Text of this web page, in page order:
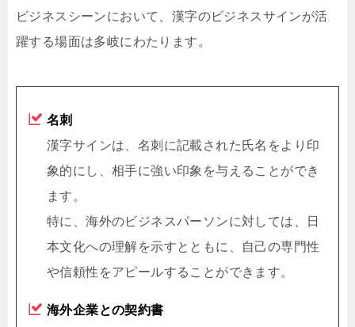
ビジネスシーンにおいて、漢字のビジネスサインが活
躍する場面は多岐にわたります。
名刺
漢字サインは、名刺に記載された氏名をより印
象的にし、相手に強い印象を与えることができ
ます。
特に、海外のビジネスパーソンに対しては、日
本文化への理解を示すとともに、自己の専門性
や信頼性をアピールすることができます。
海外企業との契約書